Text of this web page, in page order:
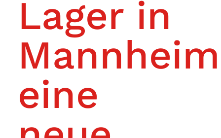
Lager in
Mannheim
eine